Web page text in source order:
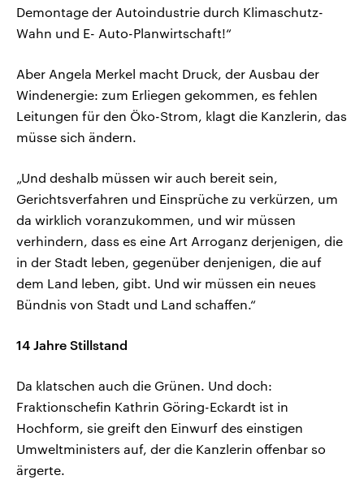
Demontage der Autoindustrie durch Klimaschutz-
Wahn und E- Auto-Planwirtschaft!“
Aber Angela Merkel macht Druck, der Ausbau der
Windenergie: zum Erliegen gekommen, es fehlen
Leitungen für den Öko-Strom, klagt die Kanzlerin, das
müsse sich ändern.
„Und deshalb müssen wir auch bereit sein,
Gerichtsverfahren und Einsprüche zu verkürzen, um
da wirklich voranzukommen, und wir müssen
verhindern, dass es eine Art Arroganz derjenigen, die
in der Stadt leben, gegenüber denjenigen, die auf
dem Land leben, gibt. Und wir müssen ein neues
Bündnis von Stadt und Land schaffen.“
14 Jahre Stillstand
Da klatschen auch die Grünen. Und doch:
Fraktionschefin Kathrin Göring-Eckardt ist in
Hochform, sie greift den Einwurf des einstigen
Umweltministers auf, der die Kanzlerin offenbar so
ärgerte.